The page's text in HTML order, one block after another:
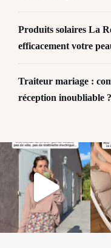
Produits solaires La
efficacement votre
Traiteur mariage :
réception inoubliable ?